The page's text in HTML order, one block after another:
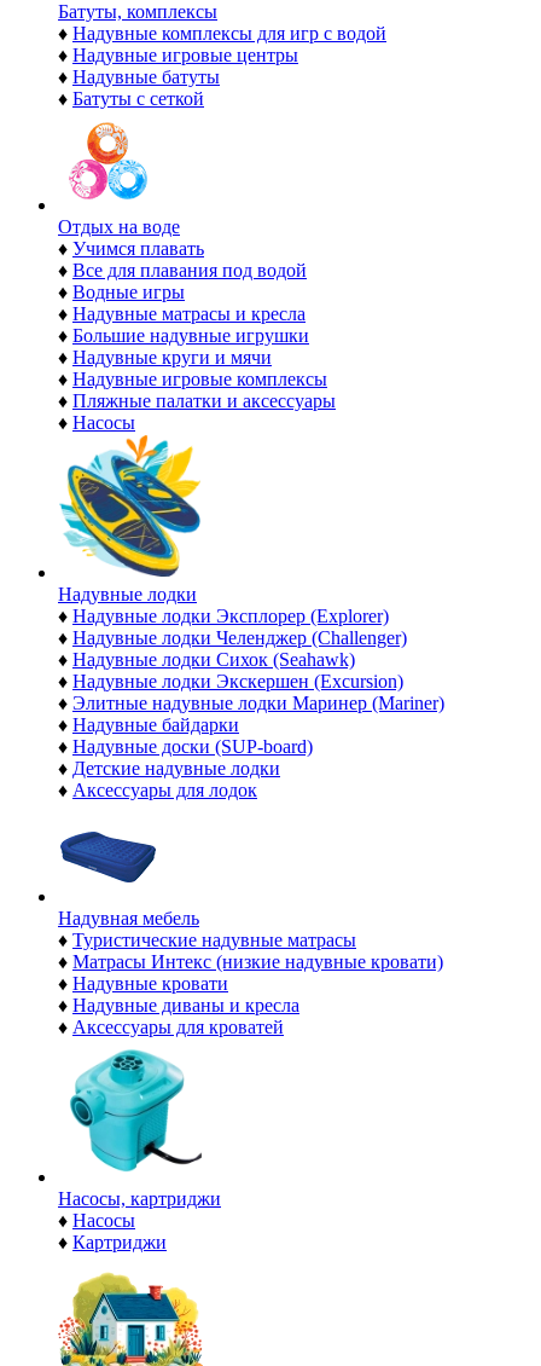
Батуты, комплексы
♦ Надувные комплексы для игр с водой
♦ Надувные игровые центры
♦ Надувные батуты
♦ Батуты с сеткой
Отдых на воде
♦ Учимся плавать
♦ Все для плавания под водой
♦ Водные игры
♦ Надувные матрасы и кресла
♦ Большие надувные игрушки
♦ Надувные круги и мячи
♦ Надувные игровые комплексы
♦ Пляжные палатки и аксессуары
♦ Насосы
Надувные лодки
♦ Надувные лодки Эксплорер (Explorer)
♦ Надувные лодки Челенджер (Challenger)
♦ Надувные лодки Сихок (Seahawk)
♦ Надувные лодки Экскершен (Excursion)
♦ Элитные надувные лодки Маринер (Mariner)
♦ Надувные байдарки
♦ Надувные доски (SUP-board)
♦ Детские надувные лодки
♦ Аксессуары для лодок
Надувная мебель
♦ Туристические надувные матрасы
♦ Матрасы Интекс (низкие надувные кровати)
♦ Надувные кровати
♦ Надувные диваны и кресла
♦ Аксессуары для кроватей
Насосы, картриджи
♦ Насосы
♦ Картриджи